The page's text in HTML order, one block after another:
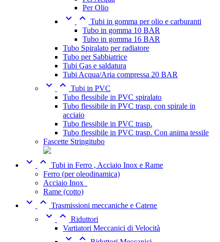
Per Olio
  Tubi in gomma per olio e carburanti
Tubo in gomma 10 BAR
Tubo in gomma 16 BAR
Tubo Spiralato per radiatore
Tubo per Sabbiatrice
Tubi Gas e saldatura
Tubi Acqua/Aria compressa 20 BAR
  Tubi in PVC
Tubo flessibile in PVC spiralato
Tubo flessibile in PVC trasp. con spirale in
acciaio
Tubo flessibile in PVC trasp.
Tubo flessibile in PVC trasp. Con anima tessile
Fascette Stringitubo
  Tubi in Ferro , Acciaio Inox e Rame
Ferro (per oleodinamica)
Acciaio Inox_
Rame (cotto)
  Trasmissioni meccaniche e Catene
  Riduttori
Vartiatori Meccanici di Velocità
 